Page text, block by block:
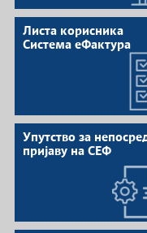
Листа корисника
Система еФактура
Упутство за
пријаву на СЕФ